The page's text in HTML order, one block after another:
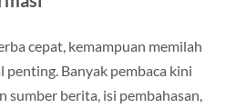
cepat, kemampuan memilah
penting. Banyak pembaca kini
sumber berita, isi pembahasan,